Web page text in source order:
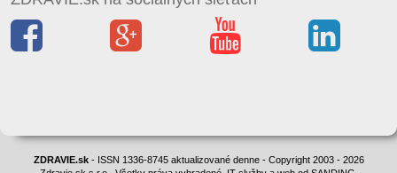
ZDRAVIE.sk- ISSN 1336-8745 aktualizované denne - Copyright 2003 - 2026